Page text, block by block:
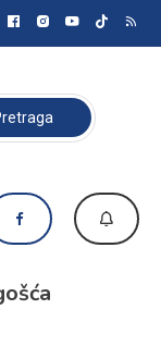
Pretraga: